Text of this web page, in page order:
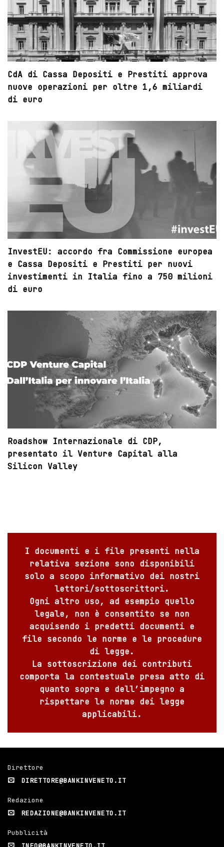
CdA di Cassa Depositi e Prestiti approva
nuove operazioni per oltre 1,6 miliardi
di euro
InvestEU: accordo fra Commissione europea
e Cassa Depositi e Prestiti per nuovi
investimenti in Italia fino a 750 milioni
di euro
Roadshow Internazionale di CDP,
presentato il Venture Capital alla
Silicon Valley
I documenti e i file presenti nella
relativa sezione sono disponibili
solo a scopo informativo dei nostri
lettori/sottoscrittori.
Ogni altro uso, ad esempio quello
legale, non è consentito se non
acquisendo i predetti documenti e
file secondo le norme e le procedure
di legge.
La sottoscrizione dei contributi
comporta la contestuale presa atto di
quanto sopra e dell’impegno a
rispettare le norme dei legge
applicabili.
Direttore
DIRETTORE@BANKINVENETO.IT
Redazione
REDAZIONE@BANKINVENETO.IT
Pubblicità